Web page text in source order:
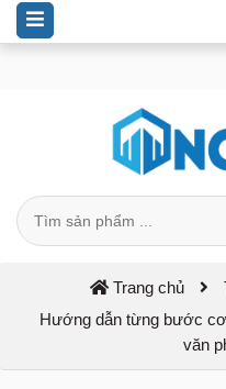
Hướng dẫn từng bước cơ bản
có tựa | Ngô Gia Văn Phòng
Trang chủ
Hướng dẫn từng bước cơ
văn